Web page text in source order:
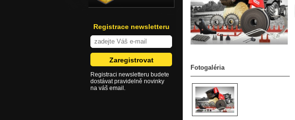
Fotogaléria
Registrace newsletteru
Registraci newsletteru budete
dostávat pravidelně novinky
na váš email.